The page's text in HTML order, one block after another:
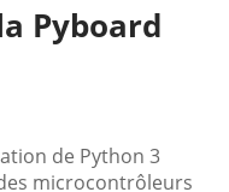
Pyboard
de Python 3
microcontrôleurs